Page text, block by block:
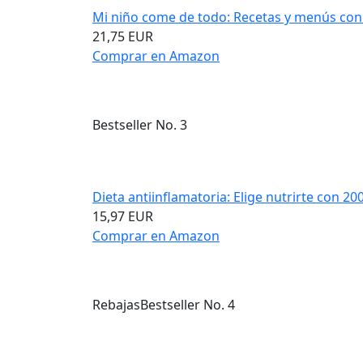
Mi niño come de todo: Recetas y menús
21,75 EUR
Comprar en Amazon
Bestseller No. 3
Dieta antiinflamatoria: Elige nutrirte con
15,97 EUR
Comprar en Amazon
RebajasBestseller No. 4